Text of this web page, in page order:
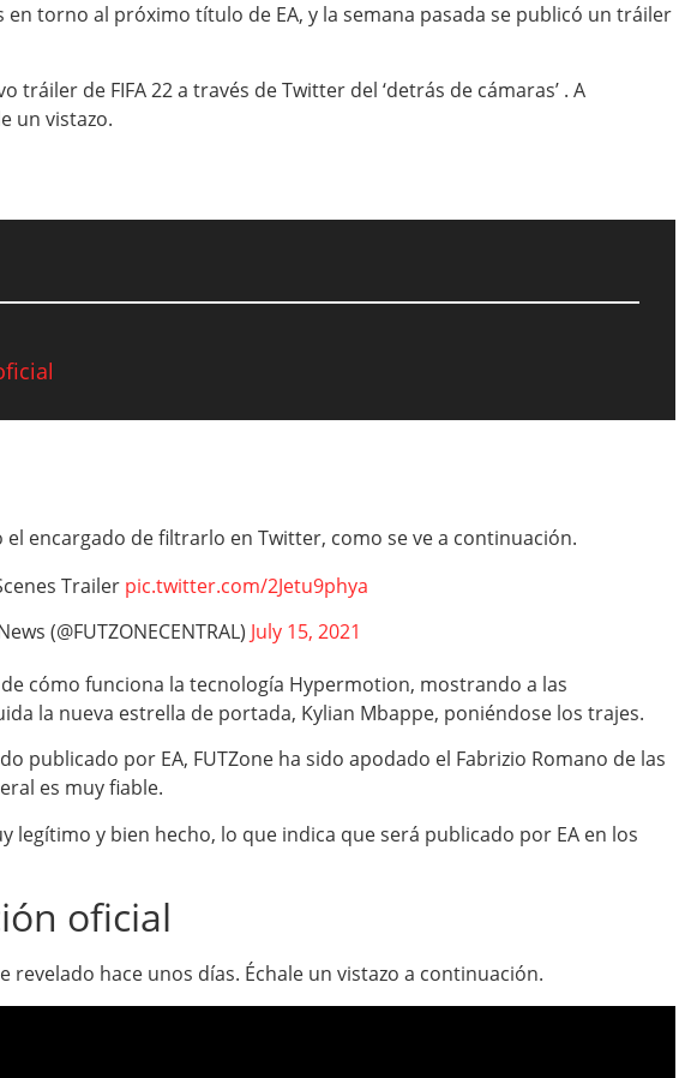
en torno al próximo título de EA, y la semana pasada se publicó un tráiler
tráiler de FIFA 22 a través de Twitter del ‘detrás de cámaras’ . A
un vistazo.
el encargado de filtrarlo en Twitter, como se ve a continuación.
Trailer pic.twitter.com/2Jetu9phya
(@FUTZONECENTRAL) July 15, 2021
cómo funciona la tecnología Hypermotion, mostrando a las
la nueva estrella de portada, Kylian Mbappe, poniéndose los trajes.
publicado por EA, FUTZone ha sido apodado el Fabrizio Romano de las
es muy fiable.
legítimo y bien hecho, lo que indica que será publicado por EA en los
oficial
revelado hace unos días. Échale un vistazo a continuación.